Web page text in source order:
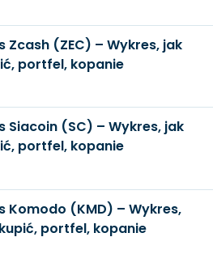
Zcash (ZEC) – Wykres, jak
portfel, kopanie
Siacoin (SC) – Wykres, jak
portfel, kopanie
Komodo (KMD) – Wykres,
portfel, kopanie